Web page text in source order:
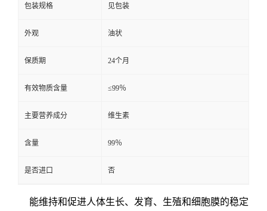
包装规格 见包装
外观 油状
保质期 24个月
有效物质含量 ≤99％
主要营养成分 维生素
含量 99％
是否进口 否
能维持和促进人体生长、发育、生殖和细胞膜的稳定